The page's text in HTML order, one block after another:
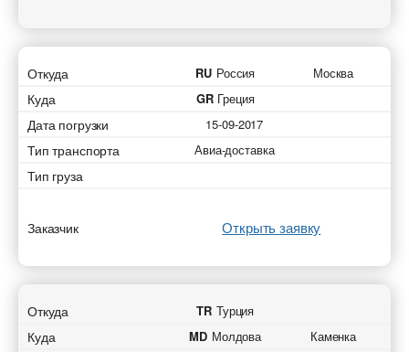
Откуда RU Россия Москва
Куда GR Греция
Дата погрузки 15-09-2017
Тип транспорта Авиа-доставка
Тип груза
Заказчик Открыть заявку
Откуда TR Турция
Куда MD Молдова Каменка